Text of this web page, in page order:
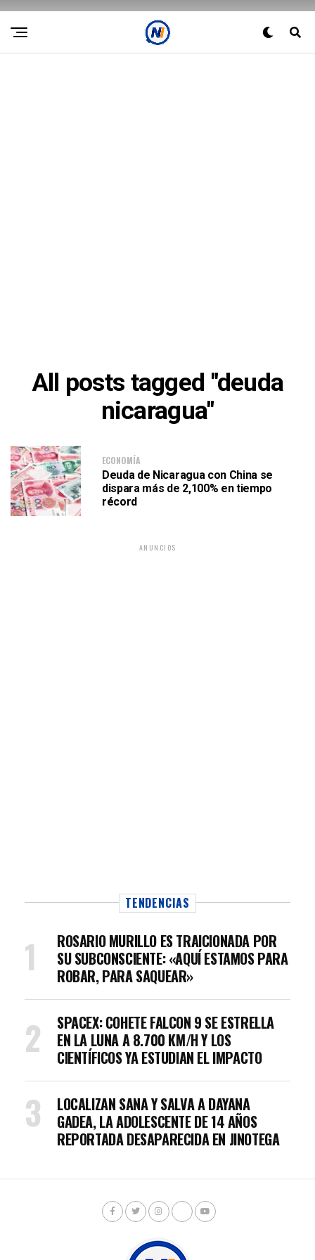
All posts tagged "deuda
nicaragua"
ECONOMÍA
Deuda de Nicaragua con China se
dispara más de 2,100% en tiempo
récord
ANUNCIOS
TENDENCIAS
ROSARIO MURILLO ES TRAICIONADA POR
SU SUBCONSCIENTE: «AQUÍ ESTAMOS PARA
ROBAR, PARA SAQUEAR»
SPACEX: COHETE FALCON 9 SE ESTRELLA
EN LA LUNA A 8.700 KM/H Y LOS
CIENTÍFICOS YA ESTUDIAN EL IMPACTO
LOCALIZAN SANA Y SALVA A DAYANA
GADEA, LA ADOLESCENTE DE 14 AÑOS
REPORTADA DESAPARECIDA EN JINOTEGA